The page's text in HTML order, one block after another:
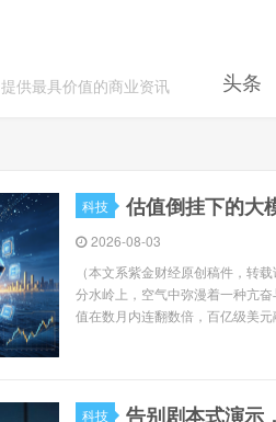
提供最具价值的商业资讯 头条
科技 估值倒挂下的大
2026-08-03
（本文系紫金财经原创稿件，转
分水岭上，空气中弥漫着一种亢
值在数月内连翻数倍，百亿级美元
科技 告别剧本式演示